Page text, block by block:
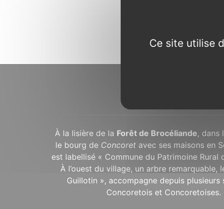
À la lisière de la Forêt de Brocéliande, dans
le bourg de Concoret avec ses maisons en
est labellisé « Commune du Patrimoine Rural
À l’ouest du village, un arbre remarquable,
Guillotin », accompagne depuis plusieurs
Concoretois et Concoretoises.
Ce site utilise